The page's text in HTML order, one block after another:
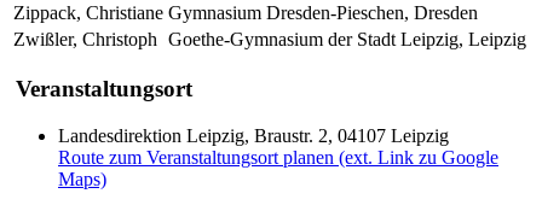
Zippack, Christiane Gymnasium Dresden-Pieschen, Dresden
Zwißler, Christoph Goethe-Gymnasium der Stadt Leipzig, Leipzig
Veranstaltungsort
Landesdirektion Leipzig, Braustr. 2, 04107 Leipzig
Route zum Veranstaltungsort planen (ext. Link zu Google
Maps)